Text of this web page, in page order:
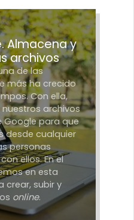
Almacena y
archivos
de las
más ha crecido
Con ella,
archivos
Google para que
desde cualquier
personas
ellos. En el
en esta
crear, subir y
online.